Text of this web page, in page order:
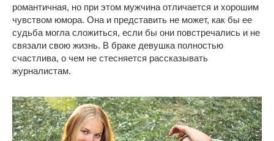
романтичная, но при этом мужчина отличается и хорошим
чувством юмора. Она и представить не может, как бы ее
судьба могла сложиться, если бы они повстречались и не
связали свою жизнь. В браке девушка полностью
счастлива, о чем не стесняется рассказывать
журналистам.